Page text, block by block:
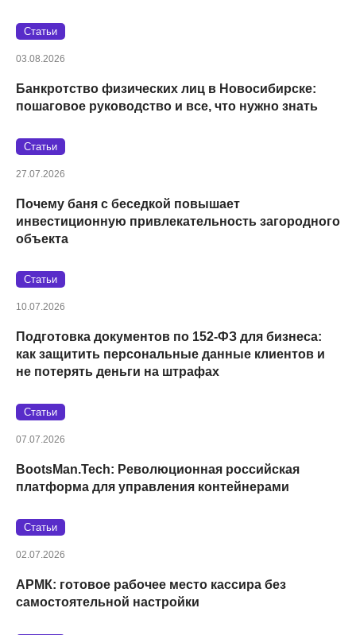
Статьи
03.08.2026
Банкротство физических лиц в Новосибирске:
пошаговое руководство и все, что нужно знать
Статьи
27.07.2026
Почему баня с беседкой повышает
инвестиционную привлекательность загородного
объекта
Статьи
10.07.2026
Подготовка документов по 152‑ФЗ для бизнеса:
как защитить персональные данные клиентов и
не потерять деньги на штрафах
Статьи
07.07.2026
BootsMan.Tech: Революционная российская
платформа для управления контейнерами
Статьи
02.07.2026
АРМК: готовое рабочее место кассира без
самостоятельной настройки